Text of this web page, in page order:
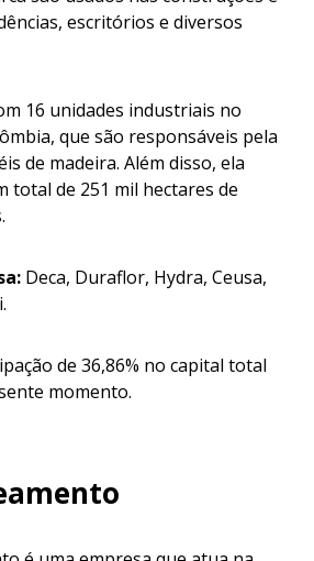
escritórios e diversos
16 unidades industriais no
que são responsáveis pela
de madeira. Além disso, ela
total de 251 mil hectares de
Deca, Duraflor, Hydra, Ceusa,
de 36,86% no capital total
momento.